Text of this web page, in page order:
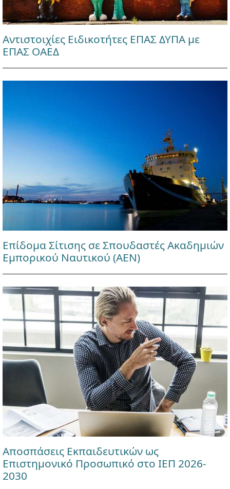
Αντιστοιχίες Ειδικοτήτες ΕΠΑΣ ΔΥΠΑ με
ΕΠΑΣ ΟΑΕΔ
Επίδομα Σίτισης σε Σπουδαστές Ακαδημιών
Εμπορικού Ναυτικού (ΑΕΝ)
Αποσπάσεις Εκπαιδευτικών ως
Επιστημονικό Προσωπικό στο ΙΕΠ 2026-
2030